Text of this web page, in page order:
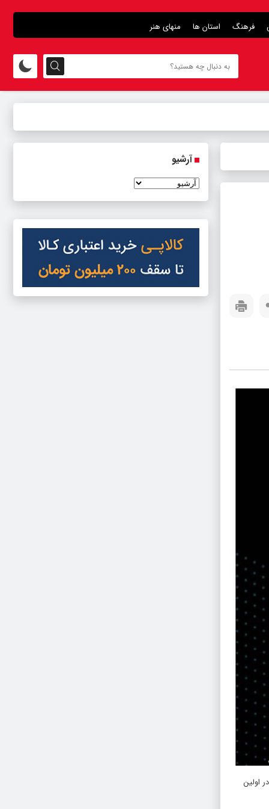
فرهنگ استان ها منهای هنر
و با حضور ۴۰ فیلم کوتاه از میان ۴۰۰ اثر ارسالی در اولین
آرشیو